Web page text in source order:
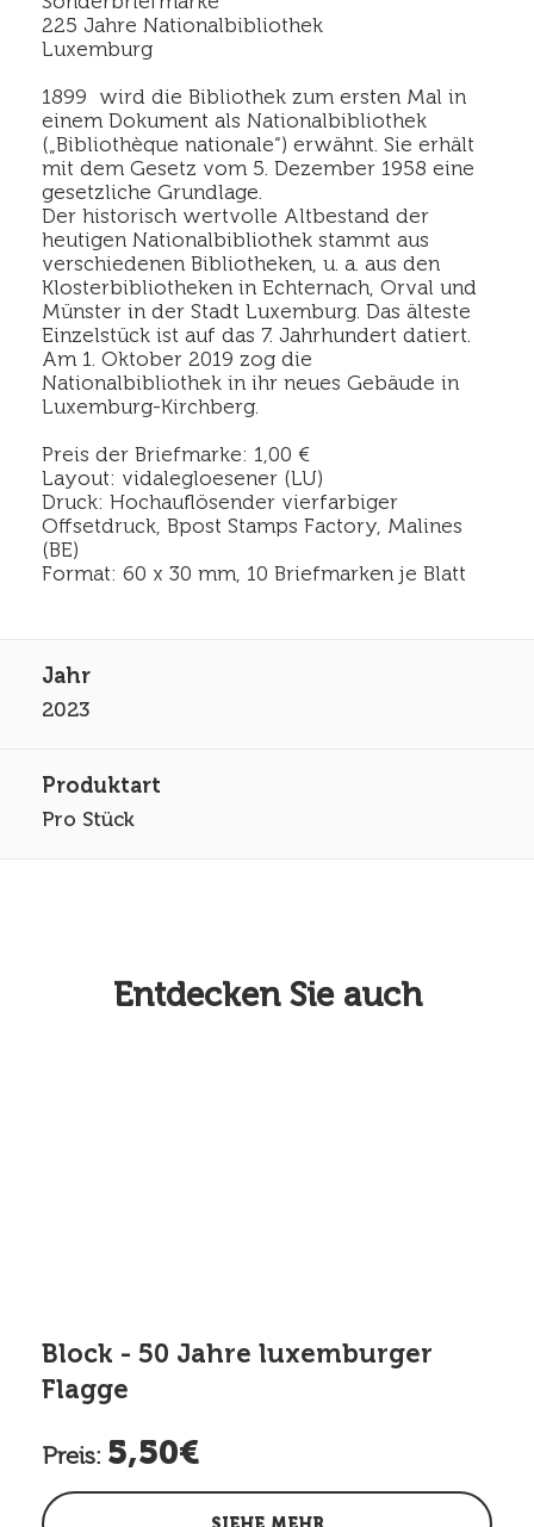
225 Jahre Nationalbibliothek
Luxemburg
1899 wird die Bibliothek zum ersten Mal in
einem Dokument als Nationalbibliothek
(„Bibliothèque nationale“) erwähnt. Sie erhält
mit dem Gesetz vom 5. Dezember 1958 eine
gesetzliche Grundlage.
Der historisch wertvolle Altbestand der
heutigen Nationalbibliothek stammt aus
verschiedenen Bibliotheken, u. a. aus den
Klosterbibliotheken in Echternach, Orval und
Münster in der Stadt Luxemburg. Das älteste
Einzelstück ist auf das 7. Jahrhundert datiert.
Am 1. Oktober 2019 zog die
Nationalbibliothek in ihr neues Gebäude in
Luxemburg-Kirchberg.
Preis der Briefmarke: 1,00 €
Layout: vidalegloesener (LU)
Druck: Hochauflösender vierfarbiger
Offsetdruck, Bpost Stamps Factory, Malines
(BE)
Format: 60 x 30 mm, 10 Briefmarken je Blatt
2023
Pro Stück
Entdecken Sie auch
Block - 50 Jahre luxemburger
Flagge
Preis: 5,50€